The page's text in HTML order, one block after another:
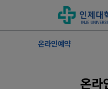
온라인예약
온라